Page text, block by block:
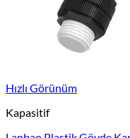
Hızlı Görünüm
Kapasitif